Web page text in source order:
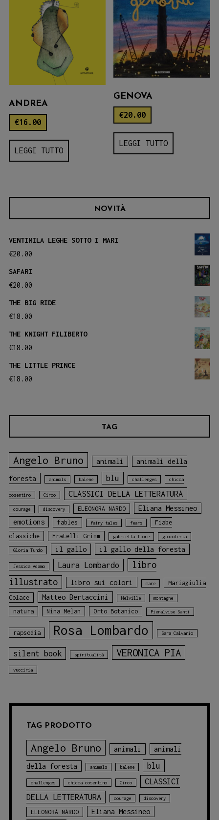
ANDREA
€16.00
LEGGI TUTTO
GENOVA
€20.00
LEGGI TUTTO
NOVITÀ
VENTIMILA LEGHE SOTTO I MARI
€20.00
SAFARI
€20.00
THE BIG RIDE
€18.00
THE KNIGHT FILIBERTO
€18.00
THE LITTLE PRINCE
€18.00
TAG
Angelo Bruno animali animali della
foresta animals balene blu challenges chicca
cosentino Circo CLASSICI DELLA LETTERATURA
courage discovery ELEONORA NARDO
Eliana Messineo
emotions
fables fairy tales fears
Fiabe
classiche
Fratelli Grimm gabriella fiore giocoleria
Gloria Tundo il gallo il gallo della foresta
Jessica Adamo Laura Lombardo
libro
illustrato
libro sui colori mare
Mariagiulia
Colace
Matteo Bertaccini Melville montagne
natura Nina Melan Orto Botanico Pieralvise Santi
rapsodia Rosa Lombardo Sara Calvario
silent book spiritualità VERONICA PIA
vucciria
TAG PRODOTTO
Angelo Bruno animali animali
della foresta animals balene blu
challenges chicca cosentino Circo
CLASSICI
DELLA LETTERATURA
courage discovery
ELEONORA NARDO
Eliana Messineo